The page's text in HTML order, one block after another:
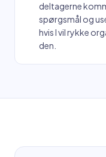
deltagerne
spørgsmål og
hvis I vil rykke
den.